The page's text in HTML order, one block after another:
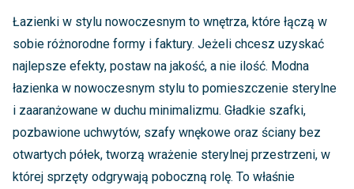
Łazienki w stylu nowoczesnym to wnętrza, które łączą w
sobie różnorodne formy i faktury. Jeżeli chcesz uzyskać
najlepsze efekty, postaw na jakość, a nie ilość. Modna
łazienka w nowoczesnym stylu to pomieszczenie sterylne
i zaaranżowane w duchu minimalizmu. Gładkie szafki,
pozbawione uchwytów, szafy wnękowe oraz ściany bez
otwartych półek, tworzą wrażenie sterylnej przestrzeni, w
której sprzęty odgrywają poboczną rolę. To właśnie